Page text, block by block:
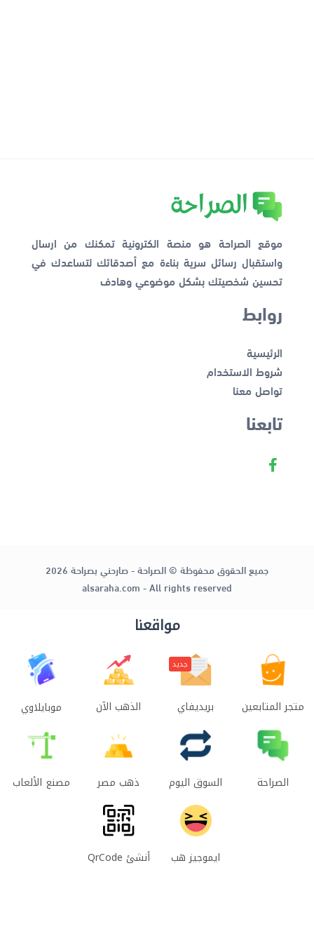
موقع الصراحة هو منصة الكترونية تمكنك من ارسال
واستقبال رسائل سرية بناءة مع أصدقائك لتساعدك في
تحسين شخصيتك بشكل موضوعي وهادف
روابط
الرئيسية
شروط الاستخدام
تواصل معنا
تابعنا
جميع الحقوق محفوظة © الصراحة - صارحني بصراحة 2026
alsaraha.com - All rights reserved